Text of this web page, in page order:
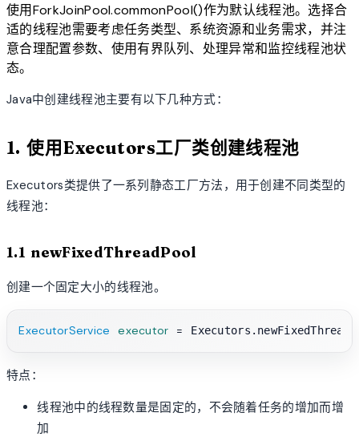
使用ForkJoinPool.commonPool()作为默认线程池。选择合
适的线程池需要考虑任务类型、系统资源和业务需求，并注
意合理配置参数、使用有界队列、处理异常和监控线程池状
态。
Java中创建线程池主要有以下几种方式：
1. 使用Executors工厂类创建线程池
Executors类提供了一系列静态工厂方法，用于创建不同类型的
线程池：
1.1 newFixedThreadPool
创建一个固定大小的线程池。
ExecutorService executor =
特点：
线程池中的线程数量是固定的，不会随着任务的增加而增
加